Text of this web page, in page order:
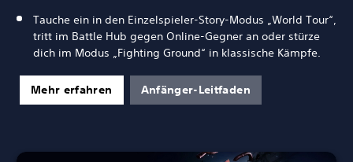
Tauche ein in den Einzelspieler-Story-Modus „World Tour“,
tritt im Battle Hub gegen Online-Gegner an oder stürze
dich im Modus „Fighting Ground“ in klassische Kämpfe.
Mehr erfahren Anfänger-Leitfaden